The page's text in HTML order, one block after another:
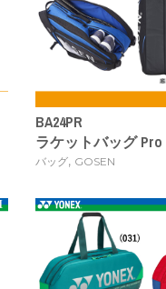
BA24PR
ラケットバッグ Pro
バッグ, GOSEN